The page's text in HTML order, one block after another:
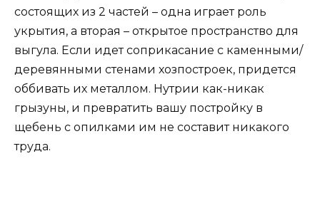
состоящих из 2 частей – одна играет роль
укрытия, а вторая – открытое пространство для
выгула. Если идет соприкасание с каменными/
деревянными стенами хозпостроек, придется
оббивать их металлом. Нутрии как-никак
грызуны, и превратить вашу постройку в
щебень с опилками им не составит никакого
труда.